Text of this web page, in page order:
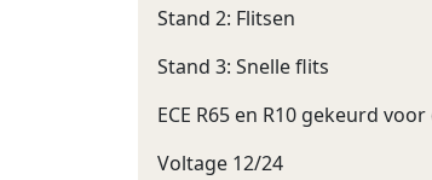
Stand 2: Flitsen
Stand 3: Snelle flits
ECE R65 en R10 gekeurd
Voltage 12/24